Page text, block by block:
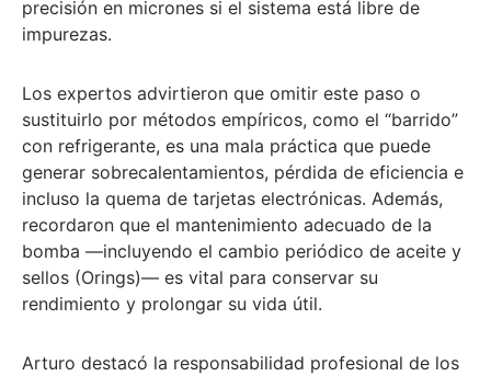
precisión en micrones si el sistema está libre de
impurezas.
Los expertos advirtieron que omitir este paso o
sustituirlo por métodos empíricos, como el “barrido”
con refrigerante, es una mala práctica que puede
generar sobrecalentamientos, pérdida de eficiencia e
incluso la quema de tarjetas electrónicas. Además,
recordaron que el mantenimiento adecuado de la
bomba —incluyendo el cambio periódico de aceite y
sellos (Orings)— es vital para conservar su
rendimiento y prolongar su vida útil.
Arturo destacó la responsabilidad profesional de los